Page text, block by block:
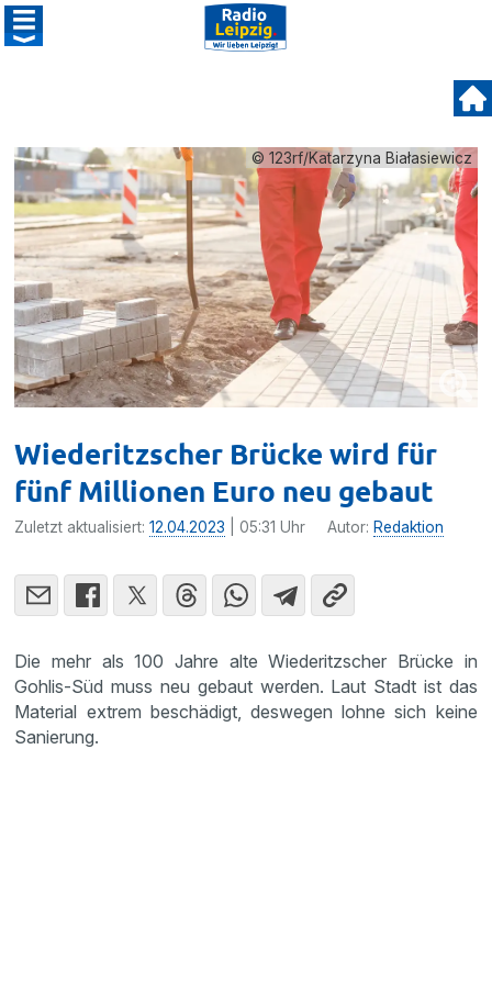
© 123rf/Katarzyna Białasiewicz
Wiederitzscher Brücke wird für
fünf Millionen Euro neu gebaut
Zuletzt aktualisiert:12.04.2023 | 05:31 Uhr Autor: Redaktion
Die mehr als 100 Jahre alte Wiederitzscher Brücke in
Gohlis-Süd muss neu gebaut werden. Laut Stadt ist das
Material extrem beschädigt, deswegen lohne sich keine
Sanierung.